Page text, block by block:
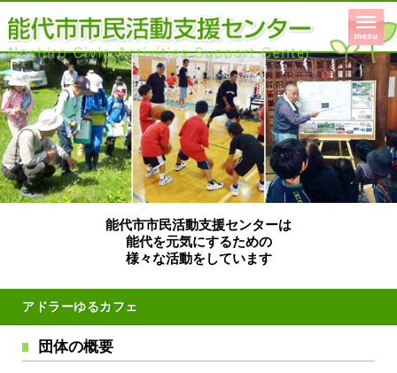
能代市市民活動支援センターは
能代を元気にするための
様々な活動をしています
アドラーゆるカフェ
団体の概要